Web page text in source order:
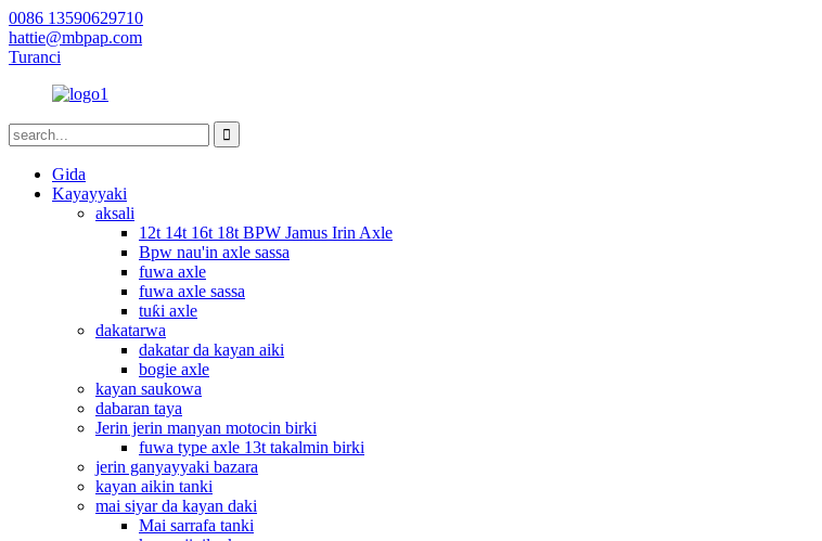
0086 13590629710
hattie@mbpap.com
Turanci
Gida
Kayayyaki
aksali
12t 14t 16t 18t BPW Jamus Irin Axle
Bpw nau'in axle sassa
fuwa axle
fuwa axle sassa
tuƙi axle
dakatarwa
dakatar da kayan aiki
bogie axle
kayan saukowa
dabaran taya
Jerin jerin manyan motocin birki
fuwa type axle 13t takalmin birki
jerin ganyayyaki bazara
kayan aikin tanki
mai siyar da kayan daki
Mai sarrafa tanki